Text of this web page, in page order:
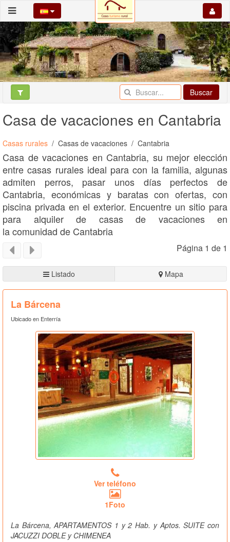
Buscar
Casa de vacaciones en Cantabria
Casas rurales Casas de vacaciones Cantabria
Casa de vacaciones en Cantabria, su mejor elección
entre casas rurales ideal para con la familia, algunas
admiten perros, pasar unos días perfectos de
Cantabria, económicas y baratas con ofertas, con
piscina privada en el exterior. Encuentre un sitio para
para alquiler de casas de vacaciones en
la comunidad de Cantabria
Página 1 de 1
Listado Mapa
La Bárcena
Ubicado en Enterría
Ver teléfono
1Foto
La Bárcena, APARTAMENTOS 1 y 2 Hab. y Aptos. SUITE con
JACUZZI DOBLE y CHIMENEA